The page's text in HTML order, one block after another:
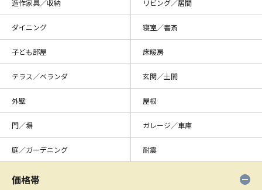
造作家具／収納 リビング／居間
ダイニング 寝室／書斎
子ども部屋 床暖房
テラス／ベランダ 玄関／土間
外壁 屋根
門／塀 ガレージ／車庫
庭／ガーデニング 耐震
価格帯